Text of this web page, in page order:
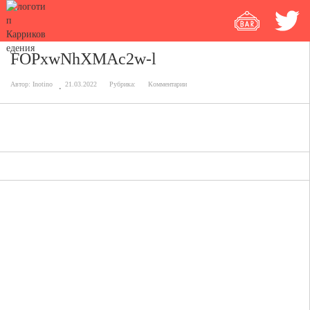
FOPxwNhXMAc2w-l
Автор: Inotino 21.03.2022 Рубрика: Комментарии